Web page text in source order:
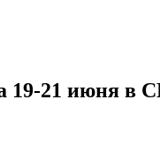
19-21 июня в